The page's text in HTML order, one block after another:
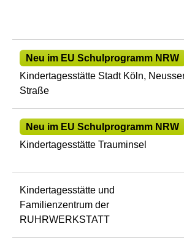
Neu im EU Schulprogramm NRW
Kindertagesstätte Stadt Köln,
Straße
Neu im EU Schulprogramm NRW
Kindertagesstätte Trauminsel
Kindertagesstätte und
Familienzentrum der
RUHRWERKSTATT